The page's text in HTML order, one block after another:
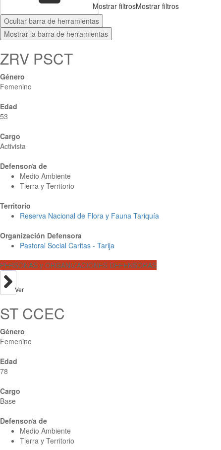
Mostrar filtrosMostrar filtros
Ocultar barra de herramientas
Mostrar la barra de herramientas
ZRV PSCT
Género
Femenino
Edad
53
Cargo
Activista
Defensor/a de
Medio Ambiente
Tierra y Territorio
Territorio
Reserva Nacional de Flora y Fauna Tariquía
Organización Defensora
Pastoral Social Caritas - Tarija
PERSONAS y ORGANIZACIONES DEFENSORAS
Ver
ST CCEC
Género
Femenino
Edad
78
Cargo
Base
Defensor/a de
Medio Ambiente
Tierra y Territorio